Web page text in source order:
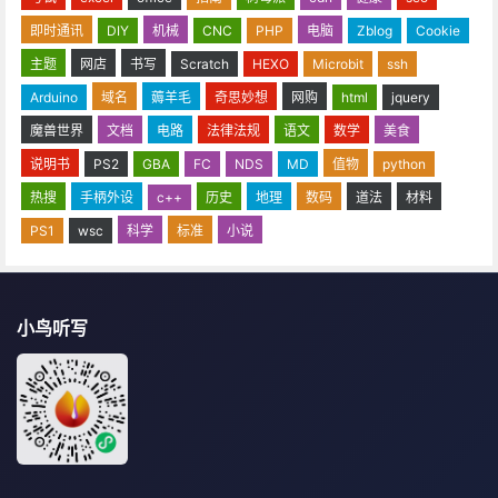
即时通讯
DIY 机械 CNC PHP 电脑 Zblog
Cookie
主题
网店 书写 Scratch HEXO Microbit
ssh
Arduino
域名 薅羊毛 奇思妙想 网购 html
jquery
魔兽世界
文档 电路 法律法规 语文 数学
美食
说明书
PS2 GBA FC NDS MD 值物
python
热搜
手柄外设 c++ 历史 地理 数码 道法
材料
PS1
wsc 科学 标准 小说
小鸟听写